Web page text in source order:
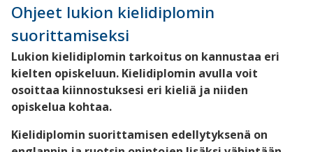
Ohjeet lukion kielidiplomin
suorittamiseksi
Lukion kielidiplomin tarkoitus on kannustaa eri
kielten opiskeluun. Kielidiplomin avulla voit
osoittaa kiinnostuksesi eri kieliä ja niiden
opiskelua kohtaa.
Kielidiplomin suorittamisen edellytyksenä on